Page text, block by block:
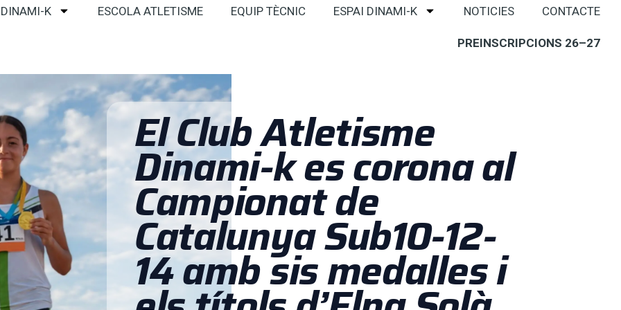
K ESCOLA ATLETISME EQUIP TÈCNIC ESPAI DINAMI-K NOTICIES CONTACTE
PREINSCRIPCIONS 26–27
El Club Atletisme
Dinami-k es corona al
Campionat de
Catalunya Sub10-12-
14 amb sis medalles i